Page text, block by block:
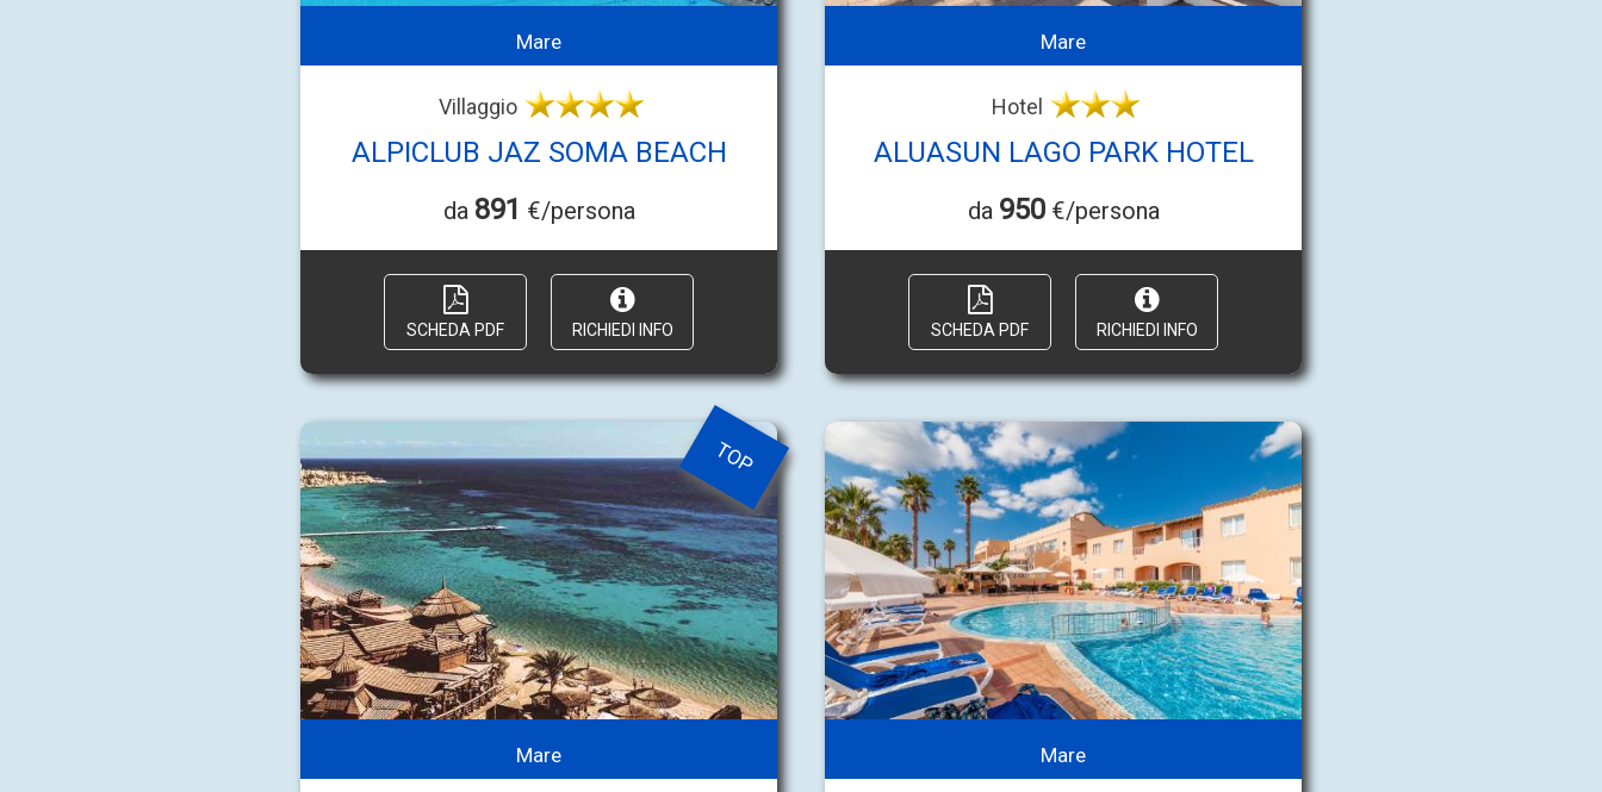
Mare
Villaggio
ALPICLUB JAZ SOMA BEACH
da 891 €/persona
SCHEDA PDF RICHIEDI INFO
Mare
Hotel
ALUASUN LAGO PARK HOTEL
da 950€/persona
SCHEDA PDF RICHIEDI INFO
TOP
Mare Mare